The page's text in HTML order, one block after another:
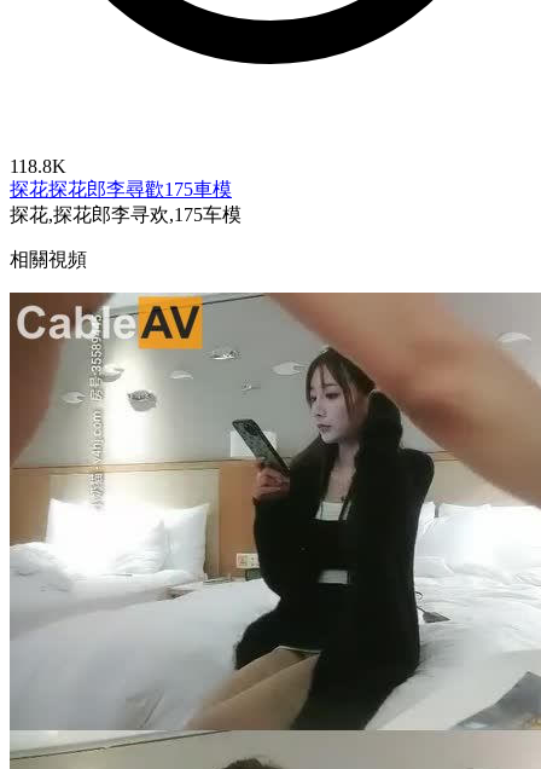
118.8K
探花探花郎李尋歡175車模
探花,探花郎李寻欢,175车模
相關視頻